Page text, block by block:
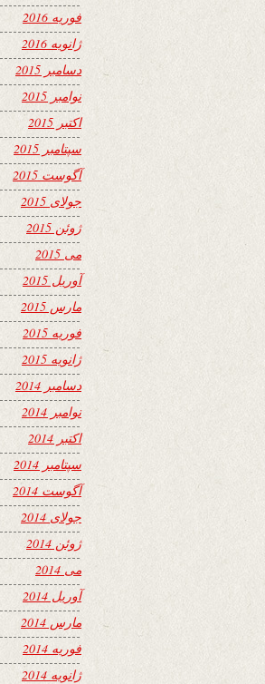
فوریه 2016
ژانویه 2016
دسامبر 2015
نوامبر 2015
اکتبر 2015
سپتامبر 2015
آگوست 2015
جولای 2015
ژوئن 2015
می 2015
آوریل 2015
مارس 2015
فوریه 2015
ژانویه 2015
دسامبر 2014
نوامبر 2014
اکتبر 2014
سپتامبر 2014
آگوست 2014
جولای 2014
ژوئن 2014
می 2014
آوریل 2014
مارس 2014
فوریه 2014
ژانویه 2014